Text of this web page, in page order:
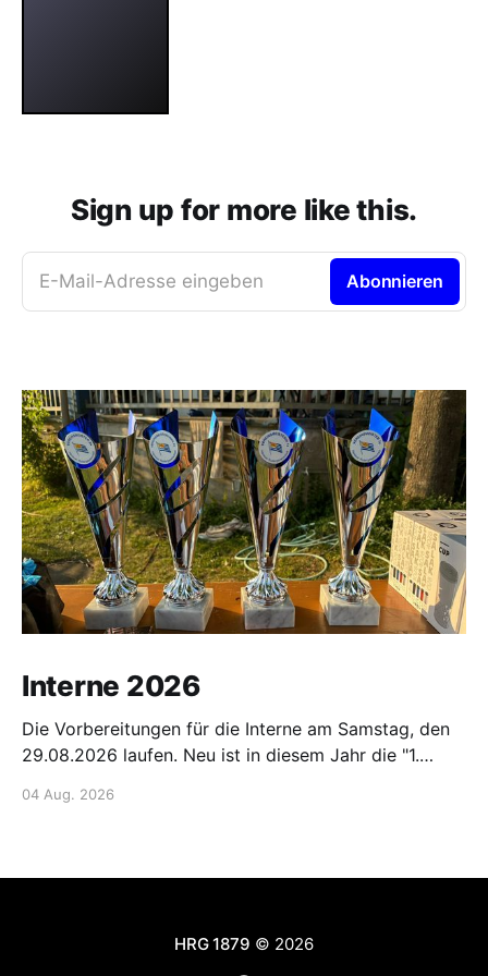
Sign up for more like this.
E-Mail-Adresse eingeben Abonnieren
Interne 2026
Die Vorbereitungen für die Interne am Samstag, den
29.08.2026 laufen. Neu ist in diesem Jahr die "1.
Starterinnen und Starter gefragt!! Gemeldet werden
04 Aug. 2026
HRG 1879 © 2026